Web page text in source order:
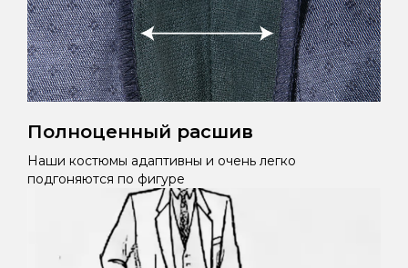
Полноценный расшив
Наши костюмы адаптивны и очень легко
подгоняются по фигуре